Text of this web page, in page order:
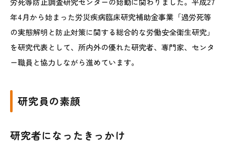
年4月から始まった労災疾病臨床研究補助金事業「過労死等
の実態解明と防止対策に関する総合的な労働安全衛生研究」
を研究代表として、所内外の優れた研究者、専門家、センタ
ー職員と協力しながら進めています。
研究員の素顔
研究者になったきっかけ